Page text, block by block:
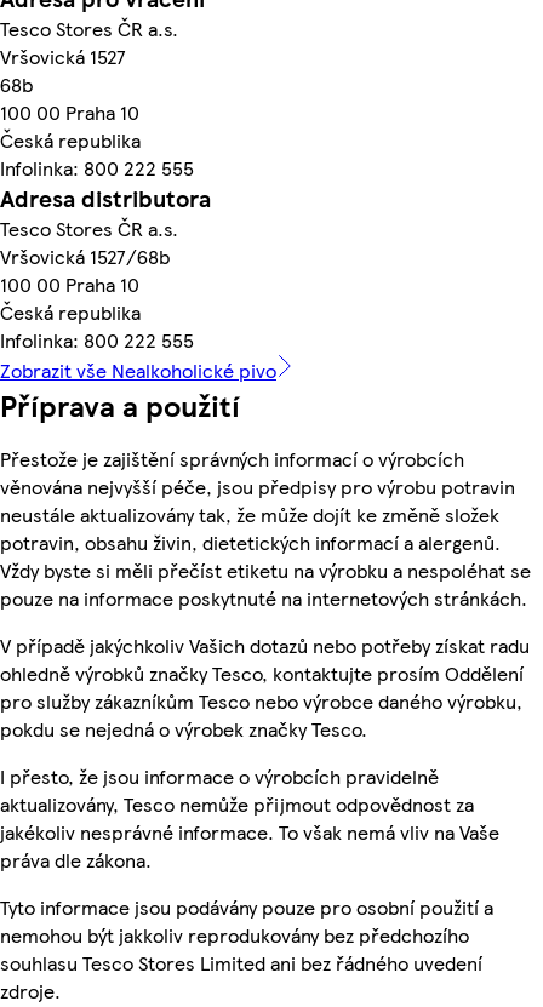
Tesco Stores ČR a.s.
Vršovická 1527
68b
100 00 Praha 10
Česká republika
Infolinka: 800 222 555
Adresa distributora
Tesco Stores ČR a.s.
Vršovická 1527/68b
100 00 Praha 10
Česká republika
Infolinka: 800 222 555
Zobrazit vše Nealkoholické pivo
Příprava a použití
Přestože je zajištění správných informací o výrobcích
věnována nejvyšší péče, jsou předpisy pro výrobu potravin
neustále aktualizovány tak, že může dojít ke změně složek
potravin, obsahu živin, dietetických informací a alergenů.
Vždy byste si měli přečíst etiketu na výrobku a nespoléhat se
pouze na informace poskytnuté na internetových stránkách.
V případě jakýchkoliv Vašich dotazů nebo potřeby získat radu
ohledně výrobků značky Tesco, kontaktujte prosím Oddělení
pro služby zákazníkům Tesco nebo výrobce daného výrobku,
pokdu se nejedná o výrobek značky Tesco.
I přesto, že jsou informace o výrobcích pravidelně
aktualizovány, Tesco nemůže přijmout odpovědnost za
jakékoliv nesprávné informace. To však nemá vliv na Vaše
práva dle zákona.
Tyto informace jsou podávány pouze pro osobní použití a
nemohou být jakkoliv reprodukovány bez předchozího
souhlasu Tesco Stores Limited ani bez řádného uvedení
zdroje.